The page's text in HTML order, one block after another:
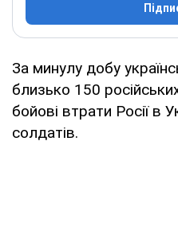
За минулу добу
близько 150
бойові втрати Росії в
солдатів.